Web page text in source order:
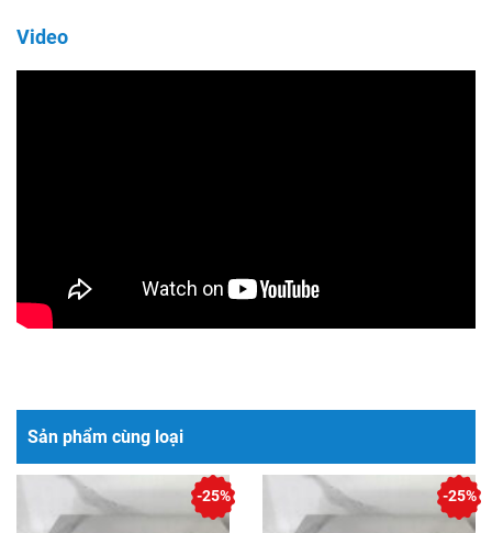
Video
Sản phẩm cùng loại
-25% -25%